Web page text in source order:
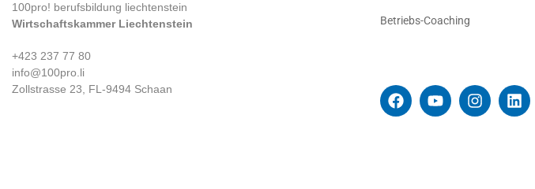
100pro! berufsbildung liechtenstein
Wirtschaftskammer Liechtenstein
+423 237 77 80
info@100pro.li
Zollstrasse 23, FL-9494 Schaan
Betriebs-Coaching